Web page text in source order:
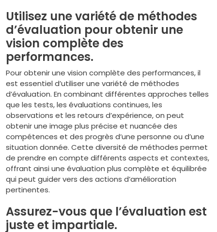
Utilisez une variété de méthodes
d’évaluation pour obtenir une
vision complète des
performances.
Pour obtenir une vision complète des performances, il
est essentiel d’utiliser une variété de méthodes
d’évaluation. En combinant différentes approches telles
que les tests, les évaluations continues, les
observations et les retours d’expérience, on peut
obtenir une image plus précise et nuancée des
compétences et des progrès d’une personne ou d’une
situation donnée. Cette diversité de méthodes permet
de prendre en compte différents aspects et contextes,
offrant ainsi une évaluation plus complète et équilibrée
qui peut guider vers des actions d’amélioration
pertinentes.
Assurez-vous que l’évaluation est
juste et impartiale.